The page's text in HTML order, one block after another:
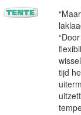
tijd